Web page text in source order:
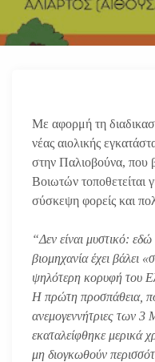
Με αφορμή τη
νέας αιολικής
στην Παλιοβούνα, που
Βοιωτών τοποθετείται
σύσκεψη φορείς και
“Δεν είναι μυστικό:
βιομηχανία έχει βάλει
ψηλότερη κορυφή του
Η πρώτη προσπάθεια,
ανεμογεννήτριες των 3
εκαταλείφθηκε μερικά
μη διογκωθούν